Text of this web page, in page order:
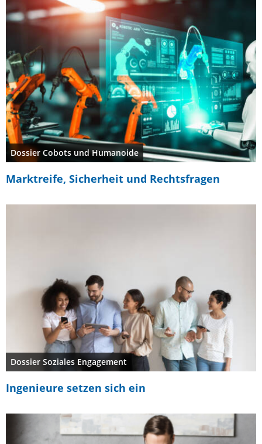
Dossier Cobots und Humanoide
Marktreife, Sicherheit und Rechtsfragen
Dossier Soziales Engagement
Ingenieure setzen sich ein